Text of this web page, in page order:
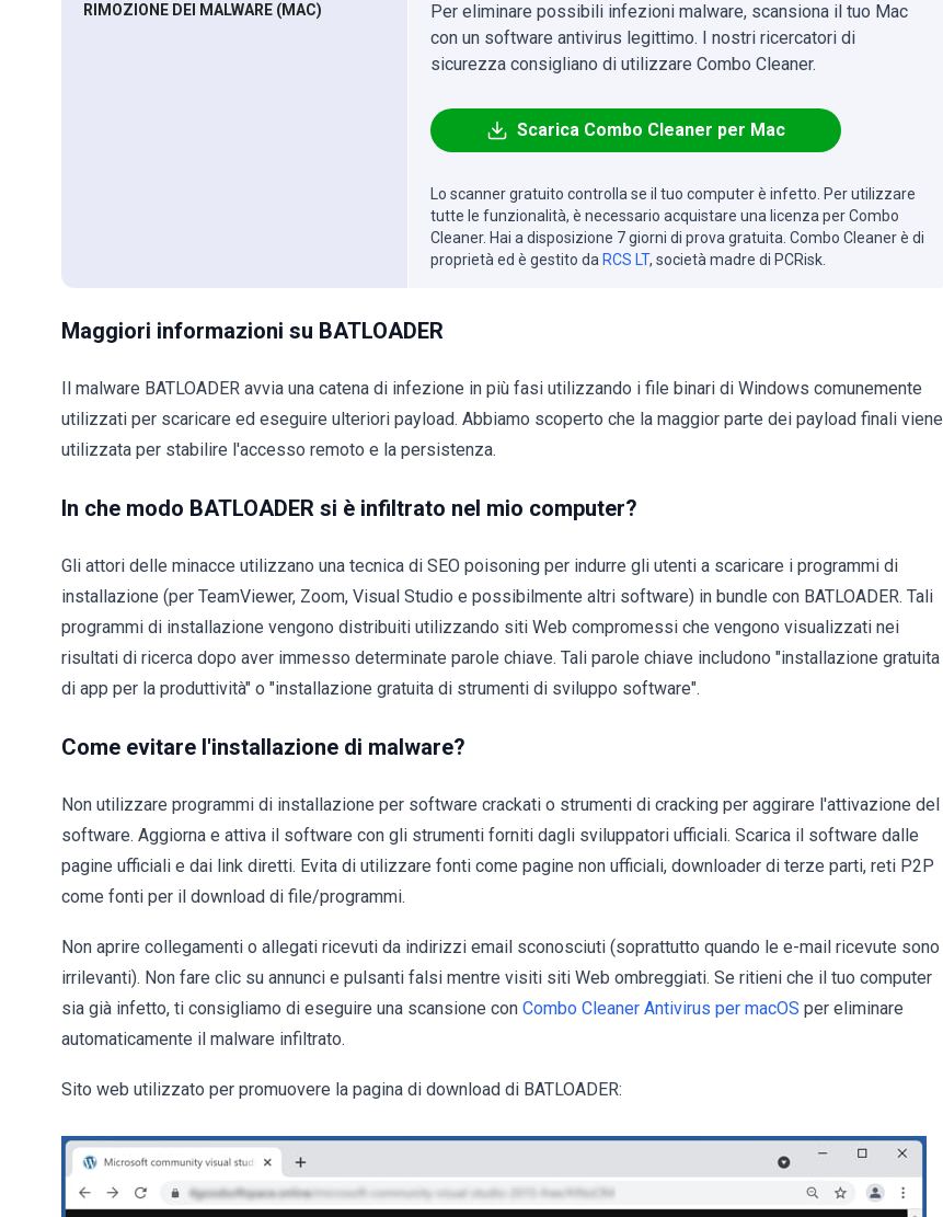
RIMOZIONE DEI MALWARE (MAC)
Per eliminare possibili infezioni malware, scansiona il tuo Mac
con un software antivirus legittimo. I nostri ricercatori di
sicurezza consigliano di utilizzare Combo Cleaner.
Scarica Combo Cleaner per Mac
Lo scanner gratuito controlla se il tuo computer è infetto. Per utilizzare
tutte le funzionalità, è necessario acquistare una licenza per Combo
Cleaner. Hai a disposizione 7 giorni di prova gratuita. Combo Cleaner è di
proprietà ed è gestito da RCS LT, società madre di PCRisk.
Maggiori informazioni su BATLOADER
Il malware BATLOADER avvia una catena di infezione in più fasi utilizzando i file binari di Windows comunemente
utilizzati per scaricare ed eseguire ulteriori payload. Abbiamo scoperto che la maggior parte dei payload finali viene
utilizzata per stabilire l'accesso remoto e la persistenza.
In che modo BATLOADER si è infiltrato nel mio computer?
Gli attori delle minacce utilizzano una tecnica di SEO poisoning per indurre gli utenti a scaricare i programmi di
installazione (per TeamViewer, Zoom, Visual Studio e possibilmente altri software) in bundle con BATLOADER. Tali
programmi di installazione vengono distribuiti utilizzando siti Web compromessi che vengono visualizzati nei
risultati di ricerca dopo aver immesso determinate parole chiave. Tali parole chiave includono "installazione gratuita
di app per la produttività" o "installazione gratuita di strumenti di sviluppo software".
Come evitare l'installazione di malware?
Non utilizzare programmi di installazione per software crackati o strumenti di cracking per aggirare l'attivazione del
software. Aggiorna e attiva il software con gli strumenti forniti dagli sviluppatori ufficiali. Scarica il software dalle
pagine ufficiali e dai link diretti. Evita di utilizzare fonti come pagine non ufficiali, downloader di terze parti, reti P2P
come fonti per il download di file/programmi.
Non aprire collegamenti o allegati ricevuti da indirizzi email sconosciuti (soprattutto quando le e-mail ricevute sono
irrilevanti). Non fare clic su annunci e pulsanti falsi mentre visiti siti Web ombreggiati. Se ritieni che il tuo computer
sia già infetto, ti consigliamo di eseguire una scansione con Combo Cleaner Antivirus per macOS per eliminare
automaticamente il malware infiltrato.
Sito web utilizzato per promuovere la pagina di download di BATLOADER: